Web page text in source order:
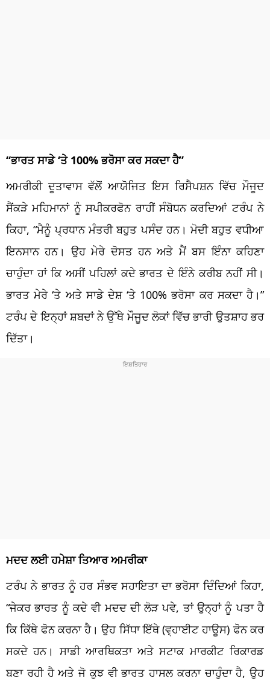
“ਭਾਰਤ ਸਾਡੇ ‘ਤੇ 100% ਭਰੋਸਾ ਕਰ ਸਕਦਾ ਹੈ”
ਅਮਰੀਕੀ ਦੂਤਾਵਾਸ ਵੱਲੋਂ ਆਯੋਜਿਤ ਇਸ ਰਿਸੈਪਸ਼ਨ ਵਿੱਚ ਮੌਜੂਦ
ਸੈਂਕੜੇ ਮਹਿਮਾਨਾਂ ਨੂੰ ਸਪੀਕਰਫੋਨ ਰਾਹੀਂ ਸੰਬੋਧਨ ਕਰਦਿਆਂ ਟਰੰਪ ਨੇ
ਕਿਹਾ, “ਮੈਨੂੰ ਪ੍ਰਧਾਨ ਮੰਤਰੀ ਬਹੁਤ ਪਸੰਦ ਹਨ। ਮੋਦੀ ਬਹੁਤ ਵਧੀਆ
ਇਨਸਾਨ ਹਨ। ਉਹ ਮੇਰੇ ਦੋਸਤ ਹਨ ਅਤੇ ਮੈਂ ਬਸ ਇੰਨਾ ਕਹਿਣਾ
ਚਾਹੁੰਦਾ ਹਾਂ ਕਿ ਅਸੀਂ ਪਹਿਲਾਂ ਕਦੇ ਭਾਰਤ ਦੇ ਇੰਨੇ ਕਰੀਬ ਨਹੀਂ ਸੀ।
ਭਾਰਤ ਮੇਰੇ ‘ਤੇ ਅਤੇ ਸਾਡੇ ਦੇਸ਼ ‘ਤੇ 100% ਭਰੋਸਾ ਕਰ ਸਕਦਾ ਹੈ।”
ਟਰੰਪ ਦੇ ਇਨ੍ਹਾਂ ਸ਼ਬਦਾਂ ਨੇ ਉੱਥੇ ਮੌਜੂਦ ਲੋਕਾਂ ਵਿੱਚ ਭਾਰੀ ਉਤਸ਼ਾਹ ਭਰ
ਦਿੱਤਾ।
ਮਦਦ ਲਈ ਹਮੇਸ਼ਾ ਤਿਆਰ ਅਮਰੀਕਾ
ਟਰੰਪ ਨੇ ਭਾਰਤ ਨੂੰ ਹਰ ਸੰਭਵ ਸਹਾਇਤਾ ਦਾ ਭਰੋਸਾ ਦਿੰਦਿਆਂ ਕਿਹਾ,
“ਜੇਕਰ ਭਾਰਤ ਨੂੰ ਕਦੇ ਵੀ ਮਦਦ ਦੀ ਲੋੜ ਪਵੇ, ਤਾਂ ਉਨ੍ਹਾਂ ਨੂੰ ਪਤਾ ਹੈ
ਕਿ ਕਿੱਥੇ ਫੋਨ ਕਰਨਾ ਹੈ। ਉਹ ਸਿੱਧਾ ਇੱਥੇ (ਵ੍ਹਾਈਟ ਹਾਊਸ) ਫੋਨ ਕਰ
ਸਕਦੇ ਹਨ। ਸਾਡੀ ਆਰਥਿਕਤਾ ਅਤੇ ਸਟਾਕ ਮਾਰਕੀਟ ਰਿਕਾਰਡ
ਬਣਾ ਰਹੀ ਹੈ ਅਤੇ ਜੋ ਕੁਝ ਵੀ ਭਾਰਤ ਹਾਸਲ ਕਰਨਾ ਚਾਹੁੰਦਾ ਹੈ, ਉਹ